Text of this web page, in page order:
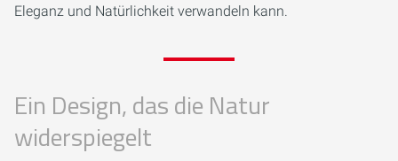
Eleganz und Natürlichkeit verwandeln kann.
Ein Design, das die Natur
widerspiegelt